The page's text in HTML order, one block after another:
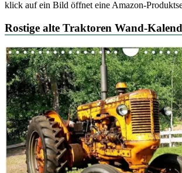
klick auf ein Bild öffnet eine Amazon-
Rostige alte Traktoren Wand-